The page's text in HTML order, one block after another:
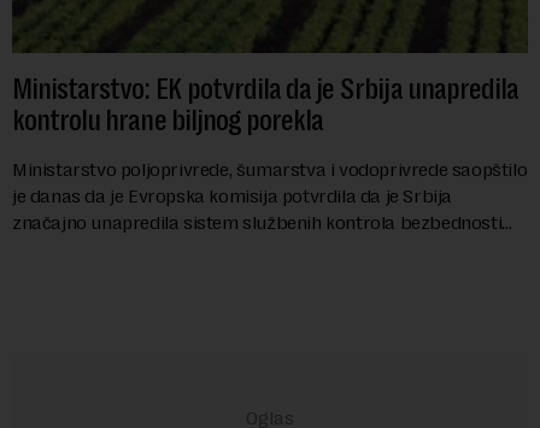
Ministarstvo: EK potvrdila da je Srbija unapredila
kontrolu hrane biljnog porekla
Ministarstvo poljoprivrede, šumarstva i vodoprivrede saopštilo
je danas da je Evropska komisija potvrdila da je Srbija
značajno unapredila sistem službenih kontrola bezbednosti